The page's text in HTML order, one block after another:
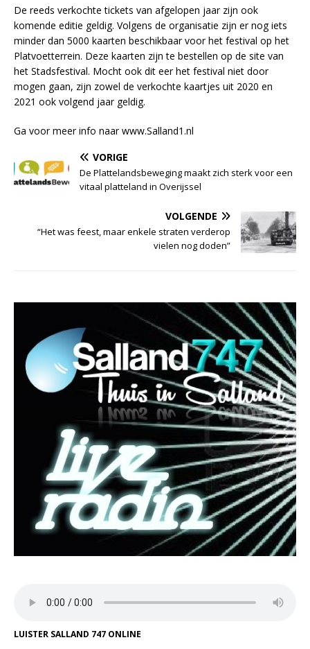
De reeds verkochte tickets van afgelopen jaar zijn ook
komende editie geldig. Volgens de organisatie zijn er nog iets
minder dan 5000 kaarten beschikbaar voor het festival op het
Platvoetterrein. Deze kaarten zijn te bestellen op de site van
het Stadsfestival. Mocht ook dit eer het festival niet door
mogen gaan, zijn zowel de verkochte kaartjes uit 2020 en
2021 ook volgend jaar geldig.
Ga voor meer info naar www.Salland1.nl
VORIGE
De Plattelandsbeweging maakt zich sterk voor een
vitaal platteland in Overijssel
VOLGENDE
“Het was feest, maar enkele straten verderop
vielen nog doden”
LUISTER SALLAND 747 ONLINE